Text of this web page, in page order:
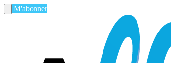
M'abonner